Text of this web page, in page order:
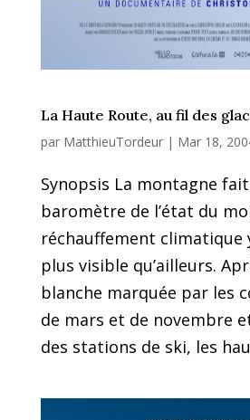
La Haute Route, au fil des
par MatthieuTordeur| Mar 18,
Synopsis La montagne
baromètre de l’état du
réchauffement climatique
plus visible qu’ailleurs.
blanche marquée par les
de mars et de novembre
des stations de ski, les